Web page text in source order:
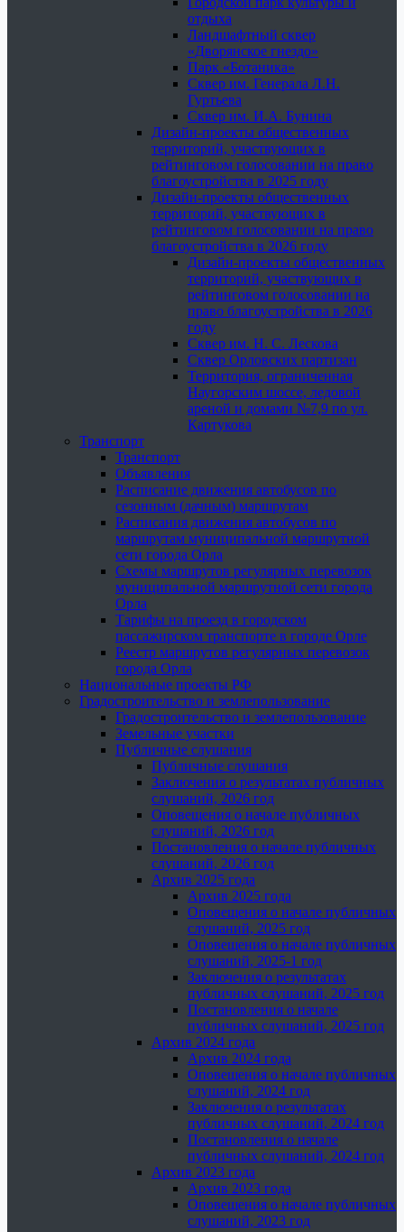
отдыха
Ландшафтный сквер
«Дворянское гнездо»
Парк «Ботаника»
Сквер им. Генерала Л.Н.
Гуртьева
Сквер им. И.А. Бунина
Дизайн-проекты общественных
территорий, участвующих в
рейтинговом голосовании на право
благоустройства в 2025 году
Дизайн-проекты общественных
территорий, участвующих в
рейтинговом голосовании на право
благоустройства в 2026 году
Дизайн-проекты общественных
территорий, участвующих в
рейтинговом голосовании на
право благоустройства в 2026
году
Сквер им. Н. С. Лескова
Сквер Орловских партизан
Территория, ограниченная
Наугорским шоссе, ледовой
ареной и домами №7,9 по ул.
Картукова
Транспорт
Транспорт
Объявления
Расписание движения автобусов по
сезонным (дачным) маршрутам
Расписания движения автобусов по
маршрутам муниципальной маршрутной
сети города Орла
Схемы маршрутов регулярных перевозок
муниципальной маршрутной сети города
Орла
Тарифы на проезд в городском
пассажирском транспорте в городе Орле
Реестр маршрутов регулярных перевозок
города Орла
Национальные проекты РФ
Градостроительство и землепользование
Градостроительство и землепользование
Земельные участки
Публичные слушания
Публичные слушания
Заключения о результатах публичных
слушаний, 2026 год
Оповещения о начале публичных
слушаний, 2026 год
Постановления о начале публичных
слушаний, 2026 год
Архив 2025 года
Архив 2025 года
Оповещения о начале публичных
слушаний, 2025 год
Оповещения о начале публичных
слушаний, 2025-1 год
Заключения о результатах
публичных слушаний, 2025 год
Постановления о начале
публичных слушаний, 2025 год
Архив 2024 года
Архив 2024 года
Оповещения о начале публичных
слушаний, 2024 год
Заключения о результатах
публичных слушаний, 2024 год
Постановления о начале
публичных слушаний, 2024 год
Архив 2023 года
Архив 2023 года
Оповещения о начале публичных
слушаний, 2023 год